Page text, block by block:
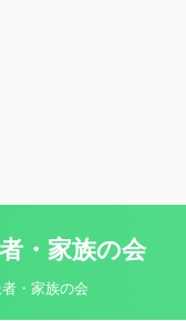
・家族の会
・家族の会